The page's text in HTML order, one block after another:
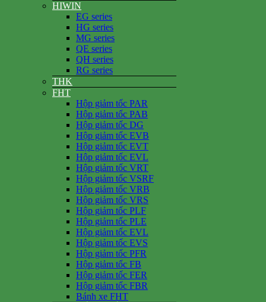
HIWIN
EG series
HG series
MG series
QE series
QH series
RG series
THK
FHT
Hộp giảm tốc PAR
Hộp giảm tốc PAB
Hộp giảm tốc DG
Hộp giảm tốc EVB
Hộp giảm tốc EVT
Hộp giảm tốc EVL
Hộp giảm tốc VRT
Hộp giảm tốc VSRF
Hộp giảm tốc VRB
Hộp giảm tốc VRS
Hộp giảm tốc PLF
Hộp giảm tốc PLE
Hộp giảm tốc EVL
Hộp giảm tốc EVS
Hộp giảm tốc PFR
Hộp giảm tốc FB
Hộp giảm tốc FER
Hộp giảm tốc FBR
Bánh xe FHT